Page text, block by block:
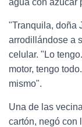
"Tranquila, doña
arrodillándose a
celular. "Lo
motor, tengo
mismo".
Una de las
cartón, negó con